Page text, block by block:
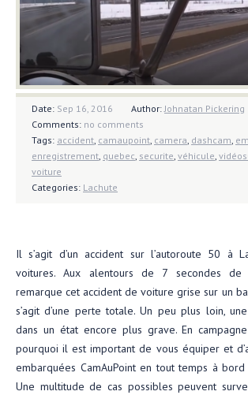
Date: Sep 16, 2016 Author:Johnatan Pickering
Comments: no comments
Tags: accident, camaupoint, camera, dashcam,
enregistrement, quebec, securite, véhicule,
voiture
Categories: Lachute
Il s’agit d’un accident sur l’autoroute 50 à
voitures. Aux alentours de 7 secondes de
remarque cet accident de voiture grise sur un
s’agit d’une perte totale. Un peu plus loin,
dans un état encore plus grave. En
pourquoi il est important de vous équiper et
embarquées CamAuPoint en tout temps à
Une multitude de cas possibles peuvent